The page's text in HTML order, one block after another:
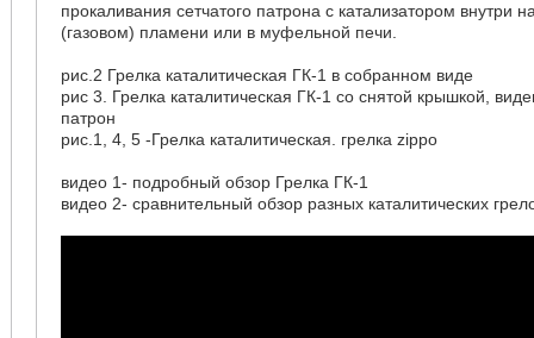
прокаливания сетчатого патрона с катализатором внутри
(газовом) пламени или в муфельной печи.
рис.2 Грелка каталитическая ГК-1 в собранном виде
рис 3. Грелка каталитическая ГК-1 со снятой крышкой,
патрон
рис.1, 4, 5 -Грелка каталитическая. грелка zippo
видео 1- подробный обзор Грелка ГК-1
видео 2- сравнительный обзор разных каталитических